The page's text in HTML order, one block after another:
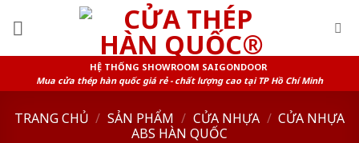
HỆ THỐNG SHOWROOM SAIGONDOOR
Mua cửa thép hàn quốc giá rẻ - chất lượng cao tại TP Hồ Chí Minh
TRANG CHỦ / SẢN PHẨM / CỬA NHỰA / CỬA NHỰA
ABS HÀN QUỐC